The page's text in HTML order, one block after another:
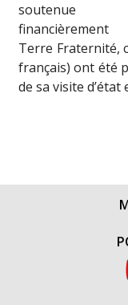
soutenue
Terre Fraternité,
français) ont été
de sa visite d’état